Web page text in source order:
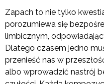
Zapach to nie tylko
porozumiewa się
limbicznym,
Dlatego czasem jedno
przenieść nas w
albo wprowadzić nastrój